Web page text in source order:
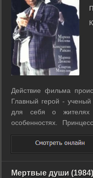
Действие фильма
Главный герой -
для себя о жителях
особенностях.
Христиана-Теодора, но
доброй девушке
дворцовых козней и
Мертвые души (1984)